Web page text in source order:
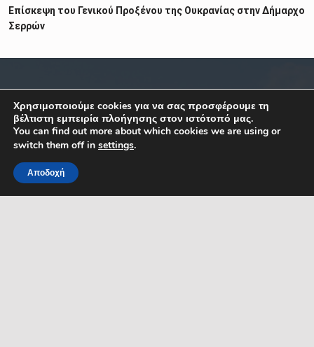
Επίσκεψη του Γενικού Προξένου της Ουκρανίας στην Δήμαρχο
Σερρών
ΣΧΕΤΙΚΑ
Όροι Χρήσης
Προστασία Προσ. Δεδομένων
ΕΠΙΚΟΙΝΩΝΙΑ
Κ. Καραμανλή 1, Σέρρες,
Χρησιμοποιούμε cookies για να σας προσφέρουμε τη
βέλτιστη εμπειρία πλοήγησης στον ιστότοπό μας.
You can find out more about which cookies we are using or
switch them off in settings.
Αποδοχή